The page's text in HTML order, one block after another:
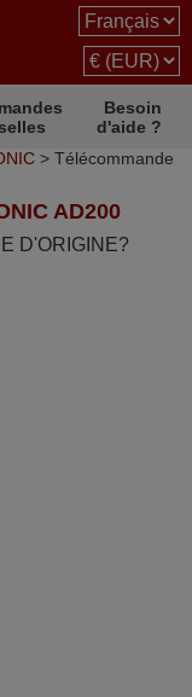
Besoin
d'aide ?
> Télécommande
AD200
D'ORIGINE?